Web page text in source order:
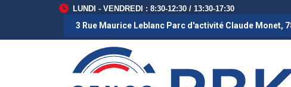
LUNDI - VENDREDI : 8:30-12:30 / 13:30-17:30
3 Rue Maurice Leblanc Parc d'activité Claude Monet,